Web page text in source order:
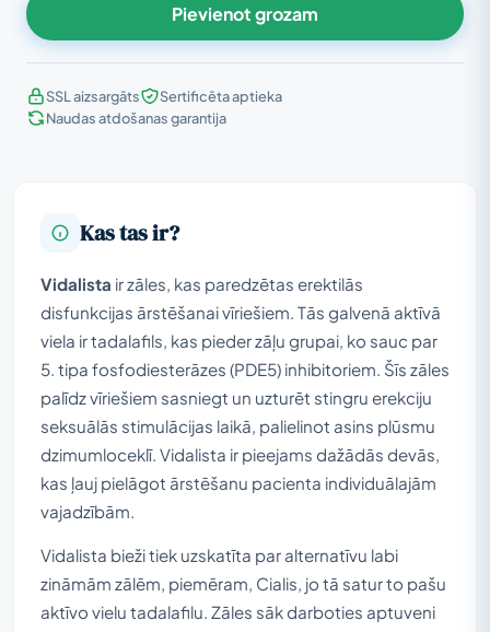
Pievienot grozam
SSL aizsargāts
Sertificēta aptieka
Naudas atdošanas garantija
Kas tas ir?
Vidalista ir zāles, kas paredzētas erektilās
disfunkcijas ārstēšanai vīriešiem. Tās galvenā aktīvā
viela ir tadalafils, kas pieder zāļu grupai, ko sauc par
5. tipa fosfodiesterāzes (PDE5) inhibitoriem. Šīs zāles
palīdz vīriešiem sasniegt un uzturēt stingru erekciju
seksuālās stimulācijas laikā, palielinot asins plūsmu
dzimumloceklī. Vidalista ir pieejams dažādās devās,
kas ļauj pielāgot ārstēšanu pacienta individuālajām
vajadzībām.
Vidalista bieži tiek uzskatīta par alternatīvu labi
zināmām zālēm, piemēram, Cialis, jo tā satur to pašu
aktīvo vielu tadalafilu. Zāles sāk darboties aptuveni